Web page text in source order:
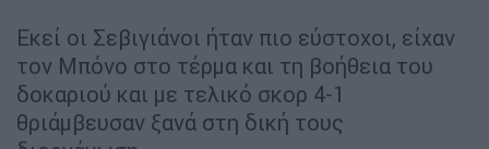
Εκεί οι Σεβιγιάνοι ήταν πιο εύστοχοι, είχαν
τον Μπόνο στο τέρμα και τη βοήθεια του
δοκαριού και με τελικό σκορ 4-1
θριάμβευσαν ξανά στη δική τους